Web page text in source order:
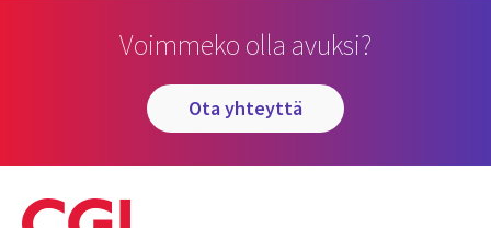
Voimmeko olla avuksi?
ota yhteyttä